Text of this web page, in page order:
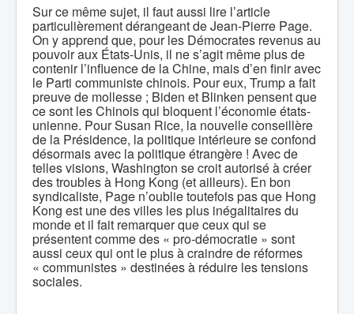
Sur ce même sujet, il faut aussi lire l’article
particulièrement dérangeant de Jean-Pierre Page.
On y apprend que, pour les Démocrates revenus au
pouvoir aux États-Unis, il ne s’agit même plus de
contenir l’influence de la Chine, mais d’en finir avec
le Parti communiste chinois. Pour eux, Trump a fait
preuve de mollesse ; Biden et Blinken pensent que
ce sont les Chinois qui bloquent l’économie états-
unienne. Pour Susan Rice, la nouvelle conseillère
de la Présidence, la politique intérieure se confond
désormais avec la politique étrangère ! Avec de
telles visions, Washington se croit autorisé à créer
des troubles à Hong Kong (et ailleurs). En bon
syndicaliste, Page n’oublie toutefois pas que Hong
Kong est une des villes les plus inégalitaires du
monde et il fait remarquer que ceux qui se
présentent comme des « pro-démocratie » sont
aussi ceux qui ont le plus à craindre de réformes
« communistes » destinées à réduire les tensions
sociales.